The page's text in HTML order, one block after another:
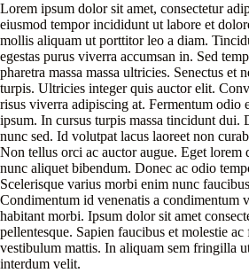
Lorem ipsum dolor sit amet, consectetur
eiusmod tempor incididunt ut labore et
mollis aliquam ut porttitor leo a diam.
egestas purus viverra accumsan in. Sed
pharetra massa massa ultricies. Senectus et
turpis. Ultricies integer quis auctor elit.
risus viverra adipiscing at. Fermentum odio
ipsum. In cursus turpis massa tincidunt dui.
nunc sed. Id volutpat lacus laoreet non
Non tellus orci ac auctor augue. Eget lorem
nunc aliquet bibendum. Donec ac odio
Scelerisque varius morbi enim nunc
Condimentum id venenatis a condimentum
habitant morbi. Ipsum dolor sit amet
pellentesque. Sapien faucibus et molestie ac
vestibulum mattis. In aliquam sem fringilla
interdum velit.